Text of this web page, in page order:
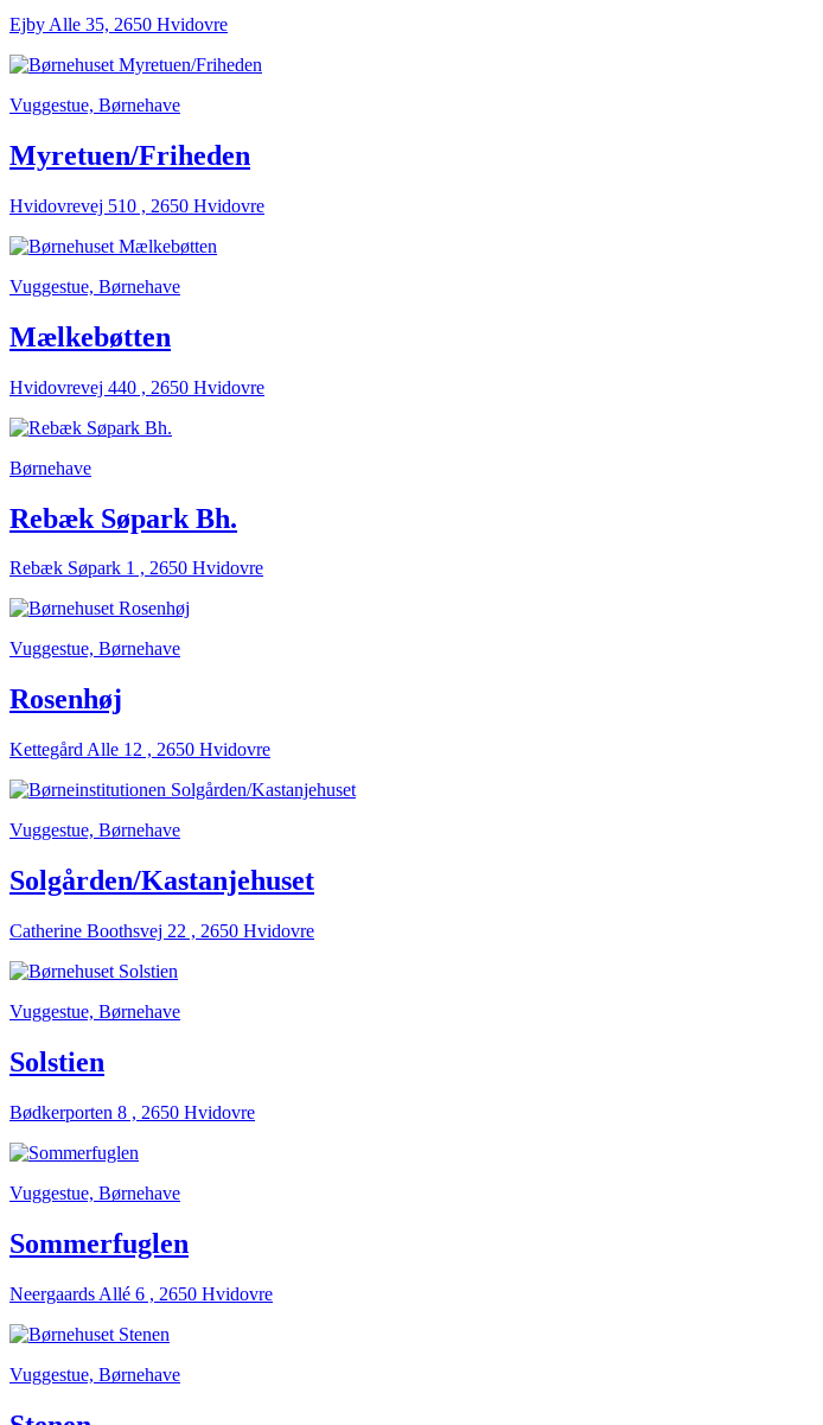
Ejby Alle 35, 2650 Hvidovre
Vuggestue, Børnehave
Myretuen/Friheden
Hvidovrevej 510 , 2650 Hvidovre
Vuggestue, Børnehave
Mælkebøtten
Hvidovrevej 440 , 2650 Hvidovre
Børnehave
Rebæk Søpark Bh.
Rebæk Søpark 1 , 2650 Hvidovre
Vuggestue, Børnehave
Rosenhøj
Kettegård Alle 12 , 2650 Hvidovre
Vuggestue, Børnehave
Solgården/Kastanjehuset
Catherine Boothsvej 22 , 2650 Hvidovre
Vuggestue, Børnehave
Solstien
Bødkerporten 8 , 2650 Hvidovre
Vuggestue, Børnehave
Sommerfuglen
Neergaards Allé 6 , 2650 Hvidovre
Vuggestue, Børnehave